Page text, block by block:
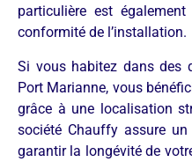
particulière est
conformité de l’installation.
Si vous habitez dans des
Port Marianne, vous
grâce à une localisation
société Chauffy assure
garantir la longévité de